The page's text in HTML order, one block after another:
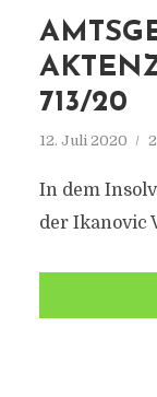
713/20
12. Juli 2020
In dem
der Ikanovic